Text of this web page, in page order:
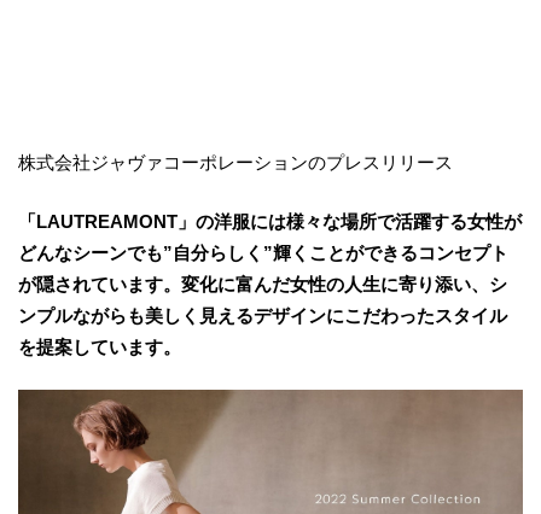
株式会社ジャヴァコーポレーションのプレスリリース
「LAUTREAMONT」の洋服には様々な場所で活躍する女性が
どんなシーンでも”自分らしく”輝くことができるコンセプト
が隠されています。変化に富んだ女性の人生に寄り添い、シ
ンプルながらも美しく見えるデザインにこだわったスタイル
を提案しています。